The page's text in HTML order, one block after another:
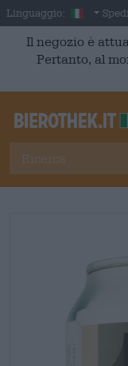
Skip to main content
Linguaggio: Italian
Il negozio è
Pertanto, al